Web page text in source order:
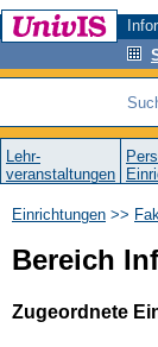
Lehr-
veranstaltungen
Einrichtungen >>
Bereich
Zugeordnete